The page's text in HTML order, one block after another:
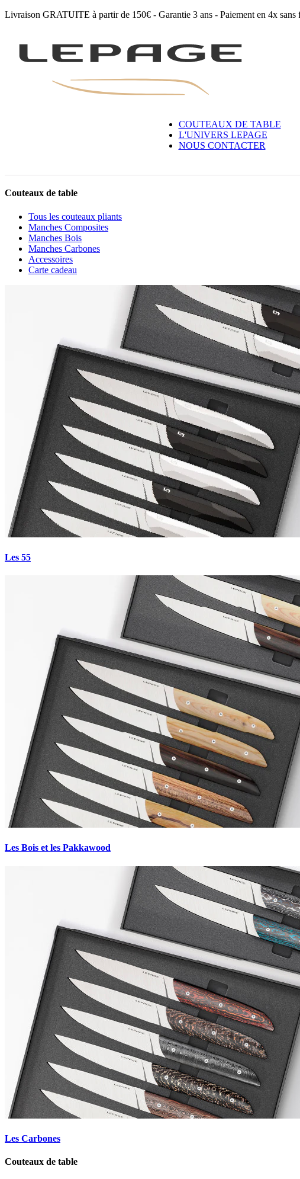
Livraison GRATUITE à partir de 150€ - Garantie 3 ans - Paiement en 4x sans
COUTEAUX DE TABLE
L'UNIVERS LEPAGE
NOUS CONTACTER
Couteaux de table
Tous les couteaux pliants
Manches Composites
Manches Bois
Manches Carbones
Accessoires
Carte cadeau
Les 55
Les Bois et les Pakkawood
Les Carbones
Couteaux de table
Fusil à aiguiser Acier